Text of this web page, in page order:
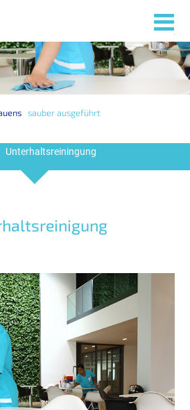
Menü
sauber ausgeführt
Unterhaltsreiningung